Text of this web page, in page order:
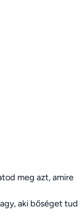
meg azt, amire
aki bőséget tud